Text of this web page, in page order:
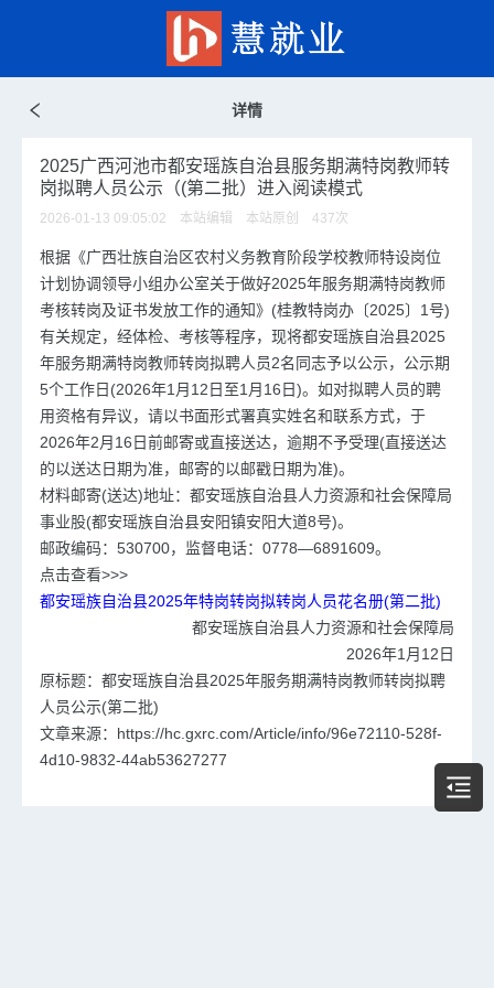
详情
2025广西河池市都安瑶族自治县服务期满特岗教师转
岗拟聘人员公示（(第二批）进入阅读模式
2026-01-13 09:05:02 本站编辑 本站原创 437次
根据《广西壮族自治区农村义务教育阶段学校教师特设岗位
计划协调领导小组办公室关于做好2025年服务期满特岗教师
考核转岗及证书发放工作的通知》(桂教特岗办〔2025〕1号)
有关规定，经体检、考核等程序，现将都安瑶族自治县2025
年服务期满特岗教师转岗拟聘人员2名同志予以公示，公示期
5个工作日(2026年1月12日至1月16日)。如对拟聘人员的聘
用资格有异议，请以书面形式署真实姓名和联系方式，于
2026年2月16日前邮寄或直接送达，逾期不予受理(直接送达
的以送达日期为准，邮寄的以邮戳日期为准)。
材料邮寄(送达)地址：都安瑶族自治县人力资源和社会保障局
事业股(都安瑶族自治县安阳镇安阳大道8号)。
邮政编码：530700，监督电话：0778—6891609。
点击查看>>>
都安瑶族自治县2025年特岗转岗拟转岗人员花名册(第二批)
都安瑶族自治县人力资源和社会保障局
2026年1月12日
原标题：都安瑶族自治县2025年服务期满特岗教师转岗拟聘
人员公示(第二批)
文章来源：https://hc.gxrc.com/Article/info/96e72110-528f-
4d10-9832-44ab53627277